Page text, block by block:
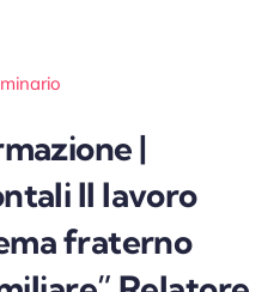
|
Il lavoro
fraterno